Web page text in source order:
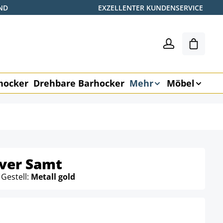
EXZELLENTER KUNDENSERVICE
Drehbare Barhocker Mehr Möbel
Samt
Metall gold